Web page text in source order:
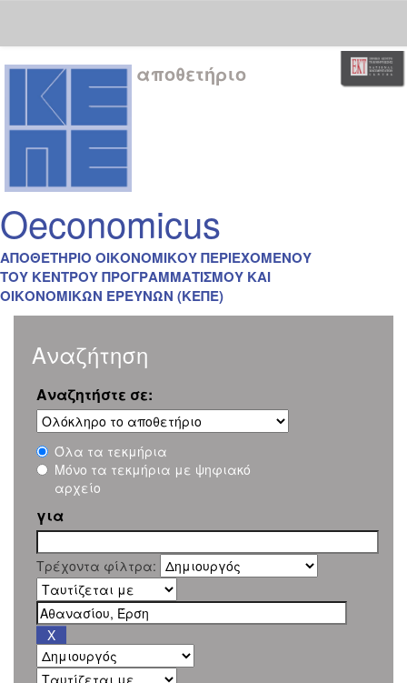
Skip
navigation
αποθετήριο
Oeconomicus
ΑΠΟΘΕΤΗΡΙΟ ΟΙΚΟΝΟΜΙΚΟΥ ΠΕΡΙΕΧΟΜΕΝΟΥ
ΤΟΥ ΚΕΝΤΡΟΥ ΠΡΟΓΡΑΜΜΑΤΙΣΜΟΥ ΚΑΙ
ΟΙΚΟΝΟΜΙΚΩΝ ΕΡΕΥΝΩΝ (ΚΕΠΕ)
Αναζήτηση
Αναζητήστε σε:
Όλα τα τεκμήρια
Μόνο τα τεκμήρια με ψηφιακό
αρχείο
για
Τρέχοντα φίλτρα: